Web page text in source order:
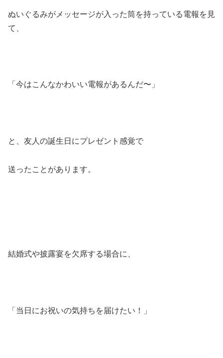
ぬいぐるみがメッセージが入った筒を持っている電報を見
て、
「今はこんなかわいい電報があるんだ〜」
と、友人の誕生日にプレゼント感覚で
送ったことがあります。
結婚式や披露宴を欠席する場合に、
「当日にお祝いの気持ちを届けたい！」